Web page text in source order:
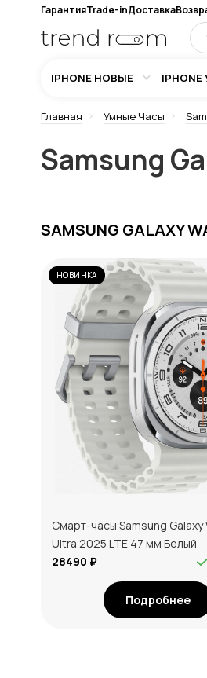
ГарантияTrade-inДоставка
IPHONE НОВЫЕ
Главная Умные Часы
Samsung
НОВИНКА
Смарт-часы Samsung Galaxy
Ultra 2025 LTE 47 мм Белый
28490 ₽
Подробнее
SAMSUNG GALAXY